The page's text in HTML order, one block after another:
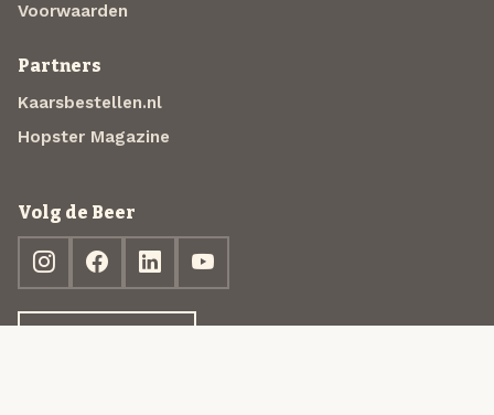
Voorwaarden
Partners
Kaarsbestellen.nl
Hopster Magazine
Volg de Beer